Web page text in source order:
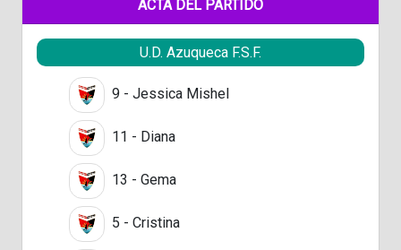
ACTA DEL PARTIDO
U.D. Azuqueca F.S.F.
9 - Jessica Mishel
11 - Diana
13 - Gema
5 - Cristina